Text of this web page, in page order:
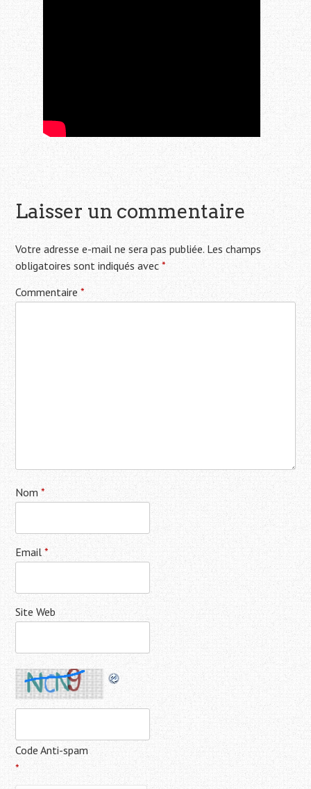
Laisser un commentaire
Votre adresse e-mail ne sera pas publiée. Les champs
obligatoires sont indiqués avec*
Commentaire*
Nom*
Email*
Site Web
Code Anti-spam
*